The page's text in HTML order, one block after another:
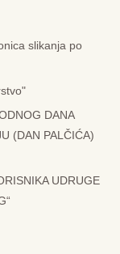
slikanja po
DANA
(DAN PALČIĆA)
UDRUGE